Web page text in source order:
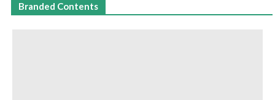
Branded Contents